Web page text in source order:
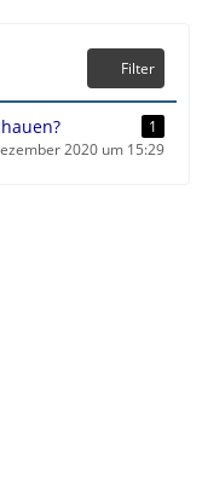
Filter
1
2020 um 15:29